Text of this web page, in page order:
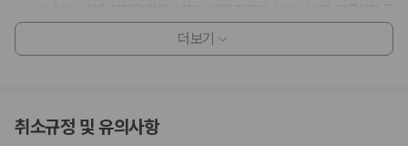
고객 정책과 문화적 기준이나 규범은 국가 및 숙박 시설에 따라 다를 수 있
부가 정보
더보기
취소규정 및 유의사항